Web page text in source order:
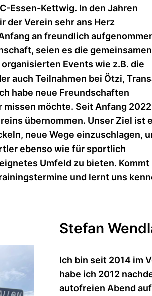
Essen-Kettwig. In den Jahren
der Verein sehr ans Herz
an freundlich
seien es die gemeinsamen
Events wie z.B. die
auch Teilnahmen bei Ötzi,
habe neue Freundschaften
möchte. Seit Anfang 2022
übernommen. Unser Ziel ist
neue Wege einzuschlagen,
ebenso wie für sportlich
Umfeld zu bieten. Kommt
und lernt uns
Stefan
Ich bin seit 2014 im
habe ich 2012
autofreien Abend